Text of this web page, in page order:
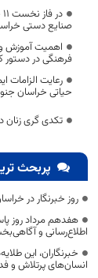
صنایع دستی
اهمیت آموزش
فرهنگی در دستور
رعایت الزامات
حیاتی خراسان
تکدی گری زنان
پربحث
روز خبرنگار در
هفدهم مرداد روز
اطلاع‌رسانی و
خبرنگاران، این
انسان‌های پرتلاش و